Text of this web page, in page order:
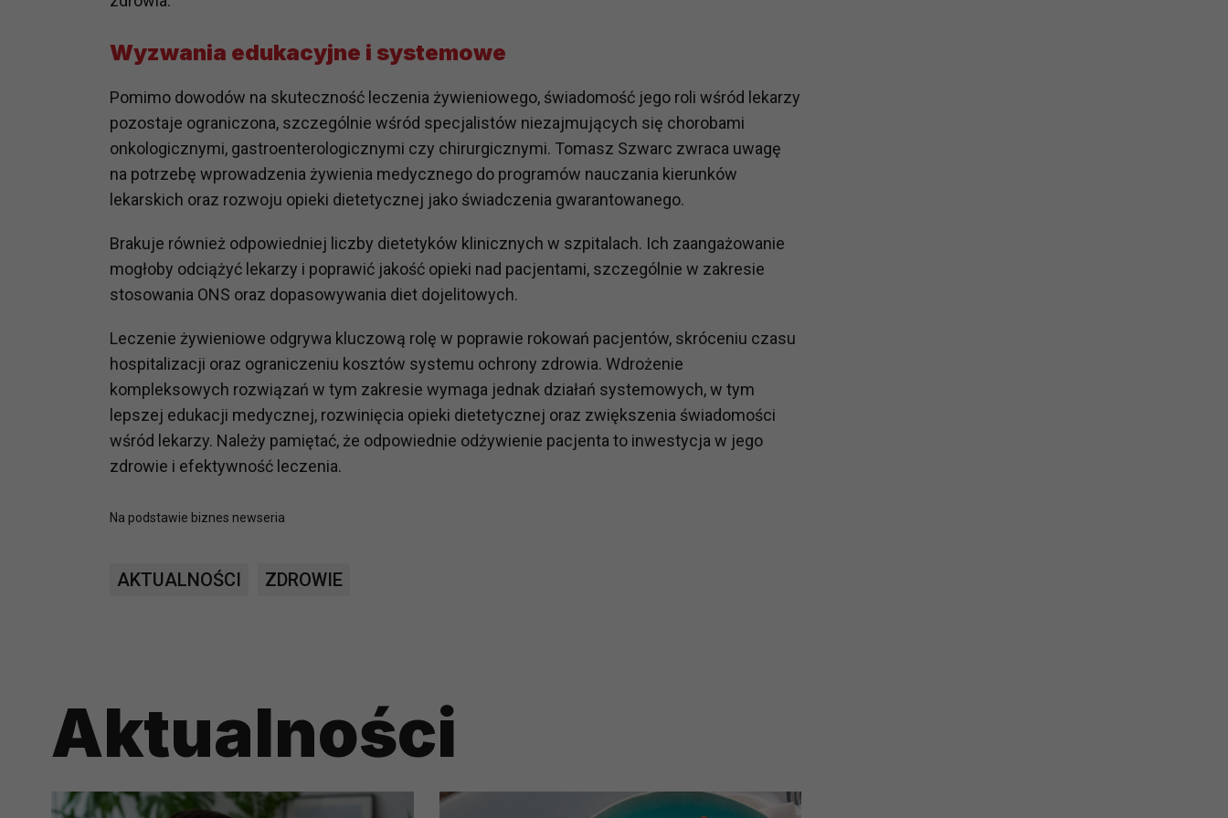
Wyzwania edukacyjne i systemowe
Pomimo dowodów na skuteczność leczenia żywieniowego, świadomość jego roli wśród lekarzy
pozostaje ograniczona, szczególnie wśród specjalistów niezajmujących się chorobami
onkologicznymi, gastroenterologicznymi czy chirurgicznymi. Tomasz Szwarc zwraca uwagę
na potrzebę wprowadzenia żywienia medycznego do programów nauczania kierunków
lekarskich oraz rozwoju opieki dietetycznej jako świadczenia gwarantowanego.
Brakuje również odpowiedniej liczby dietetyków klinicznych w szpitalach. Ich zaangażowanie
mogłoby odciążyć lekarzy i poprawić jakość opieki nad pacjentami, szczególnie w zakresie
stosowania ONS oraz dopasowywania diet dojelitowych.
Leczenie żywieniowe odgrywa kluczową rolę w poprawie rokowań pacjentów, skróceniu czasu
hospitalizacji oraz ograniczeniu kosztów systemu ochrony zdrowia. Wdrożenie
kompleksowych rozwiązań w tym zakresie wymaga jednak działań systemowych, w tym
lepszej edukacji medycznej, rozwinięcia opieki dietetycznej oraz zwiększenia świadomości
wśród lekarzy. Należy pamiętać, że odpowiednie odżywienie pacjenta to inwestycja w jego
zdrowie i efektywność leczenia.
Na podstawie biznes newseria
AKTUALNOŚCI ZDROWIE
Aktualności
Komu możemy przekazać dane?
np. agencjom marketingowym, podwykonawcom naszych usług oraz podmiotom uprawnionym do uzyskania danych na podstawie
obowiązującego prawa np. sądy lub organy ścigania – oczywiście tylko gdy wystąpią z żądaniem w oparciu o stosowną podstawę
prawną. Pragniemy też wspomnieć, że na większości stron internetowych dane o ruchu użytkowników zbierane są przez naszych
Zaufanych parterów.
Jakie masz prawa w stosunku do Twoich danych?
także wycofać zgodę na przetwarzanie danych osobowych, zgłosić sprzeciw oraz skorzystać z innych praw wymienionych
szczegółowo tutaj.
Każde przetwarzanie Twoich danych musi być oparte na właściwej, zgodnej z obowiązującymi przepisami, podstawie prawnej.
Podstawą prawną przetwarzania Twoich danych w celu świadczenia usług, w tym dopasowywania ich do Twoich zainteresowań,
analizowania ich i udoskonalania oraz zapewniania ich bezpieczeństwa jest niezbędność do wykonania umów o ich świadczenie
(tymi umowami są zazwyczaj regulaminy lub podobne dokumenty dostępne w usługach, z których korzystasz). Taką podstawą
prawną dla pomiarów statystycznych i marketingu własnego administratorów jest tzw. uzasadniony interes administratora.
Przetwarzanie Twoich danych w celach marketingowych podmiotów trzecich będzie odbywać się na podstawie Twojej dobrowolnej
zgody.